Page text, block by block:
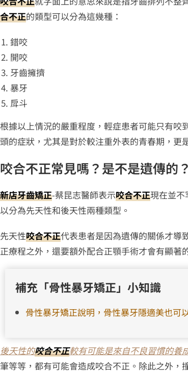
合不正的類型可以分為這幾種：
錯咬
開咬
牙齒擁擠
暴牙
戽斗
根據以上情況的嚴重程度，輕症患者可能只有
頭的症狀，尤其是對於較注重外表的青春期，更
咬合不正常見嗎？是不是遺傳的？
新店牙齒矯正-蔡昆志醫師表示咬合不正現在並不
以分為先天性和後天性兩種類型。
先天性咬合不正代表患者是因為遺傳的關係才導
正療程之外，還要額外配合正顎手術才會有顯著
補充「骨性暴牙矯正」小知識
骨性暴牙矯正說明，骨性暴牙隱適美也可
後天性的咬合不正較有可能是來自不良習慣的養
筆等等，都有可能會造成咬合不正。除此之外，